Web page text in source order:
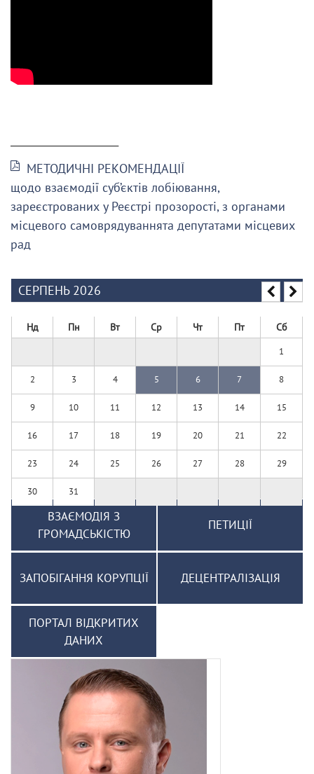
МЕТОДИЧНІ РЕКОМЕНДАЦІЇ
щодо взаємодії суб’єктів лобіювання,
зареєстрованих у Реєстрі прозорості, з органами
місцевого самоврядуваннята депутатами місцевих
рад
СЕРПЕНЬ 2026
Нд Пн Вт Ср Чт Пт Сб
1
2 3 4 5 6 7 8
9 10 11 12 13 14 15
16 17 18 19 20 21 22
23 24 25 26 27 28 29
30 31
ВЗАЄМОДІЯ З
ГРОМАДСЬКІСТЮ
ПЕТИЦІЇ
ЗАПОБІГАННЯ КОРУПЦІЇ ДЕЦЕНТРАЛІЗАЦІЯ
ПОРТАЛ ВІДКРИТИХ
ДАНИХ